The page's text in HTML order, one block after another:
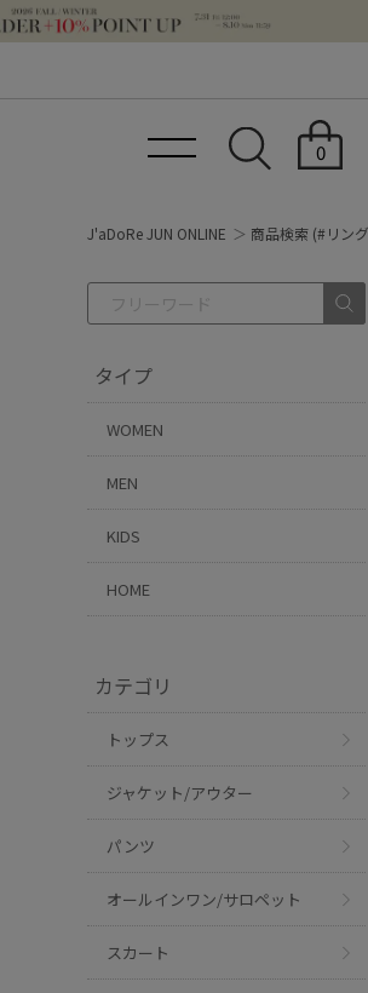
0
J'aDoRe JUN ONLINE 商品検索 (#リン
タイプ
WOMEN
MEN
KIDS
HOME
カテゴリ
トップス
ジャケット/アウター
パンツ
オールインワン/サロペット
スカート